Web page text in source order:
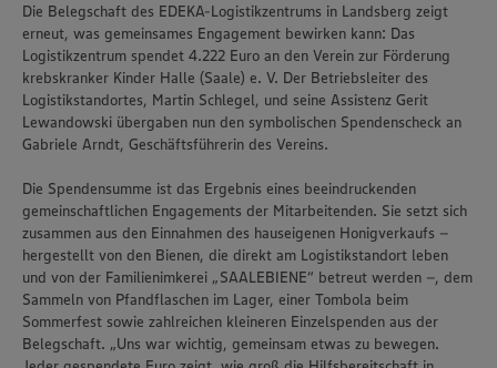
Wir setzen Cookies und andere Technologien ein, um Ihnen
Die Belegschaft des EDEKA-Logistikzentrums in Landsberg zeigt
erneut, was gemeinsames Engagement bewirken kann: Das
Logistikzentrum spendet 4.222 Euro an den Verein zur Förderung
krebskranker Kinder Halle (Saale) e. V. Der Betriebsleiter des
Logistikstandortes, Martin Schlegel, und seine Assistenz Gerit
Lewandowski übergaben nun den symbolischen Spendenscheck an
Gabriele Arndt, Geschäftsführerin des Vereins.
Die Spendensumme ist das Ergebnis eines beeindruckenden
gemeinschaftlichen Engagements der Mitarbeitenden. Sie setzt sich
zusammen aus den Einnahmen des hauseigenen Honigverkaufs –
hergestellt von den Bienen, die direkt am Logistikstandort leben
und von der Familienimkerei „SAALEBIENE“ betreut werden –, dem
Sammeln von Pfandflaschen im Lager, einer Tombola beim
Sommerfest sowie zahlreichen kleineren Einzelspenden aus der
Belegschaft. „Uns war wichtig, gemeinsam etwas zu bewegen.